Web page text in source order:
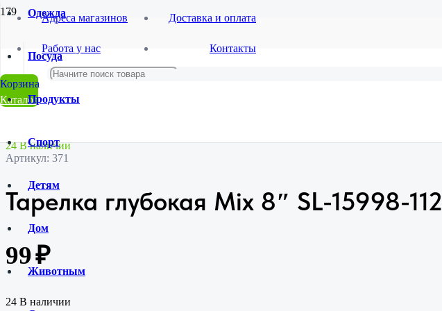
Адреса магазинов
Работа у нас
Доставка и оплата
Контакты
Каталог
Одежда
Посуда
Продукты
Спорт
Детям
Дом
Животным
Главная
Магазин
Столовая посуда
Тарелка глубокая Mix 8″ SL-15998-112
24 В наличии
Артикул: 371
Тарелка глубокая Mix 8″ SL-15998-112
99₽
24 В наличии